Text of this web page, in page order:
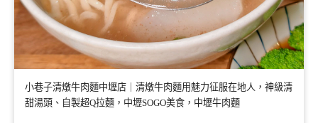
小巷子清燉牛肉麵中壢店｜清燉牛肉麵用魅力征服在地人，神級清
甜湯頭、自製超Q拉麵，中壢SOGO美食，中壢牛肉麵